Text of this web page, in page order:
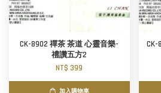
CK-8902 禪茶 茶道 心靈音樂-
禮讚五方2
NT$ 399